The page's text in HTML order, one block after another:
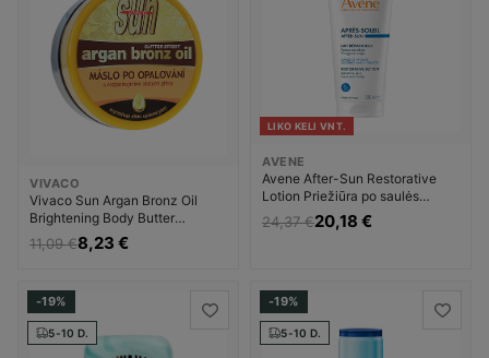
VIVACO
Vivaco Sun Argan Bronz Oil
Brightening Body Butter
Priežiūra po saulės Priemonė po
įdegio Unisex
11,09 €8,23 €
LIKO KELI VNT.
AVENE
Avene After-Sun Restorative
Lotion Priežiūra po saulės
Priemonė po įdegio Unisex
24,37 €20,18 €
-19%
5-10 D.
-19%
5-10 D.